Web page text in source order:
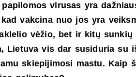
papilomos virusas yra
kad vakcina nuo jos yra
vėžio, bet ir kitų
Lietuva vis dar susiduria su
skiepijimosi mastu.